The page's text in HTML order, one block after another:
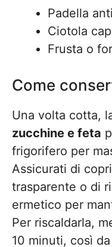
Padella
Ciotola
Frusta o
Come
Una volta cotta,
zucchine e feta
frigorifero per
Assicurati di
trasparente o di
ermetico per
Per riscaldarla,
10 minuti, così